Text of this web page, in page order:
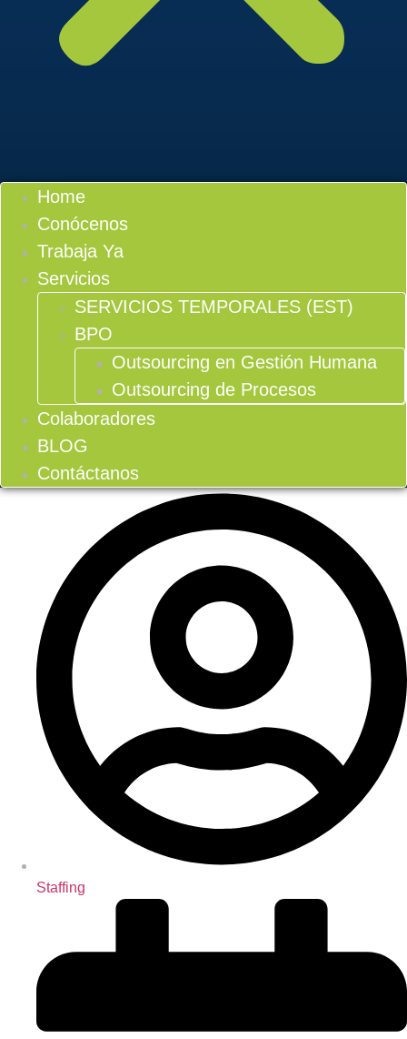
Home
Conócenos
Trabaja Ya
Servicios
SERVICIOS TEMPORALES (EST)
BPO
Outsourcing en Gestión Humana
Outsourcing de Procesos
Colaboradores
BLOG
Contáctanos
Staffing